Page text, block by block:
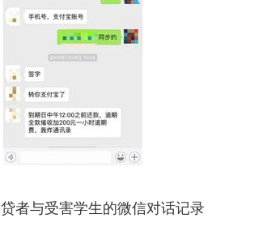
者与受害学生的微信对话记录